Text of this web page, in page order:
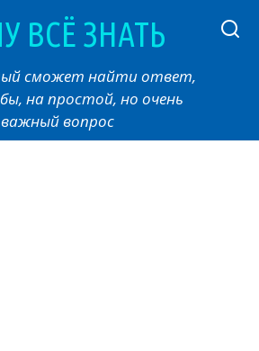
ВСЁ ЗНАТЬ
сможет найти ответ,
на простой, но очень
важный вопрос